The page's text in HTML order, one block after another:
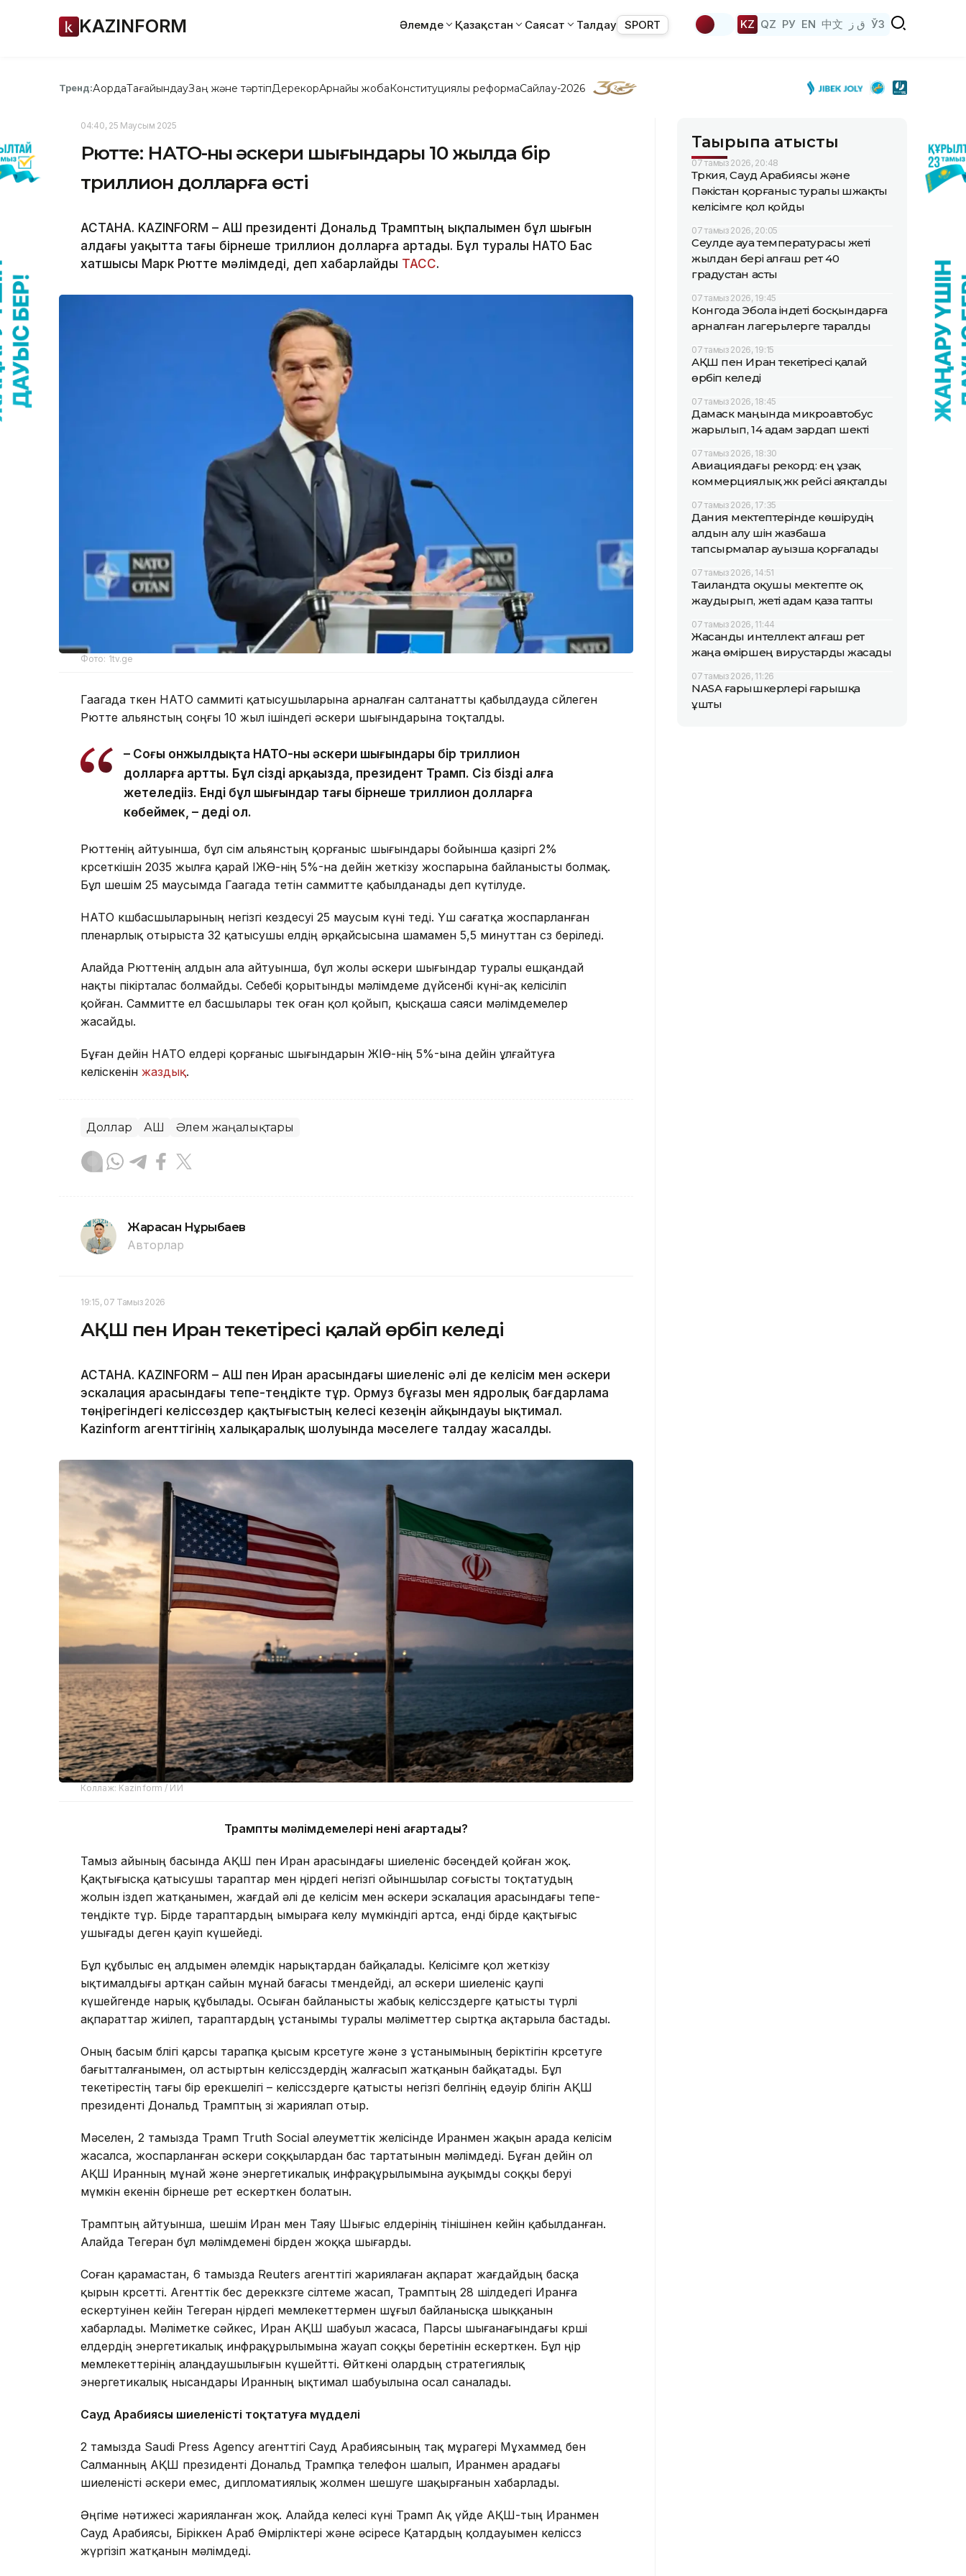
KAZINFORM Әлемде Қазақстан Саясат Талдау SPORT KZ QZ РУ EN 中文 ق ز ЎЗ
Тренд:АқордаТағайындауЗаң және тәртіпДерекқорАрнайы жобаКонституциялық реформаСайлау-2026
04:40, 25 Маусым 2025
Рютте: НАТО-ның әскери шығындары 10 жылда бір
триллион долларға өсті
АСТАНА. KAZINFORM – АҚШ президенті Дональд Трамптың ықпалымен бұл шығын
алдағы уақытта тағы бірнеше триллион долларға артады. Бұл туралы НАТО Бас
хатшысы Марк Рютте мәлімдеді, деп хабарлайды ТАСС.
Фото: 1tv.ge
Гаагада өткен НАТО саммиті қатысушыларына арналған салтанатты қабылдауда сөйлеген
Рютте альянстың соңғы 10 жыл ішіндегі әскери шығындарына тоқталды.
– Соңғы онжылдықта НАТО-ның әскери шығындары бір триллион
долларға артты. Бұл сіздің арқаңызда, президент Трамп. Сіз бізді алға
жетеледіңіз. Енді бұл шығындар тағы бірнеше триллион долларға
көбеймек, – деді ол.
Рюттенің айтуынша, бұл өсім альянстың қорғаныс шығындары бойынша қазіргі 2%
көрсеткішін 2035 жылға қарай ІЖӨ-нің 5%-на дейін жеткізу жоспарына байланысты болмақ.
Бұл шешім 25 маусымда Гаагада өтетін саммитте қабылданады деп күтілуде.
НАТО көшбасшыларының негізгі кездесуі 25 маусым күні өтеді. Үш сағатқа жоспарланған
пленарлық отырыста 32 қатысушы елдің әрқайсысына шамамен 5,5 минуттан сөз беріледі.
Алайда Рюттенің алдын ала айтуынша, бұл жолы әскери шығындар туралы ешқандай
нақты пікірталас болмайды. Себебі қорытынды мәлімдеме дүйсенбі күні-ақ келісіліп
қойған. Саммитте ел басшылары тек оған қол қойып, қысқаша саяси мәлімдемелер
жасайды.
Бұған дейін НАТО елдері қорғаныс шығындарын ЖІӨ-нің 5%-ына дейін ұлғайтуға
келіскенін жаздық.
Доллар АҚШ Әлем жаңалықтары
Жарасқан Нұрыбаев
Авторлар
19:15, 07 Тамыз 2026
АҚШ пен Иран текетіресі қалай өрбіп келеді
АСТАНА. KAZINFORM – АҚШ пен Иран арасындағы шиеленіс әлі де келісім мен әскери
эскалация арасындағы тепе-теңдікте тұр. Ормуз бұғазы мен ядролық бағдарлама
төңірегіндегі келіссөздер қақтығыстың келесі кезеңін айқындауы ықтимал.
Kazinform агенттігінің халықаралық шолуында мәселеге талдау жасалды.
Коллаж: Kazinform / ИИ
Трамптың мәлімдемелері нені аңғартады?
Тамыз айының басында АҚШ пен Иран арасындағы шиеленіс бәсеңдей қойған жоқ.
Қақтығысқа қатысушы тараптар мен өңірдегі негізгі ойыншылар соғысты тоқтатудың
жолын іздеп жатқанымен, жағдай әлі де келісім мен әскери эскалация арасындағы тепе-
теңдікте тұр. Бірде тараптардың ымыраға келу мүмкіндігі артса, енді бірде қақтығыс
ушығады деген қауіп күшейеді.
Бұл құбылыс ең алдымен әлемдік нарықтардан байқалады. Келісімге қол жеткізу
ықтималдығы артқан сайын мұнай бағасы төмендейді, ал әскери шиеленіс қаупі
күшейгенде нарық құбылады. Осыған байланысты жабық келіссөздерге қатысты түрлі
ақпараттар жиілеп, тараптардың ұстанымы туралы мәліметтер сыртқа ақтарыла бастады.
Оның басым бөлігі қарсы тарапқа қысым көрсетуге және өз ұстанымының беріктігін көрсетуге
бағытталғанымен, ол астыртын келіссөздердің жалғасып жатқанын байқатады. Бұл
текетірестің тағы бір ерекшелігі – келіссөздерге қатысты негізгі белгінің едәуір бөлігін АҚШ
президенті Дональд Трамптың өзі жариялап отыр.
Мәселен, 2 тамызда Трамп Truth Social әлеуметтік желісінде Иранмен жақын арада келісім
жасалса, жоспарланған әскери соққылардан бас тартатынын мәлімдеді. Бұған дейін ол
АҚШ Иранның мұнай және энергетикалық инфрақұрылымына ауқымды соққы беруі
мүмкін екенін бірнеше рет ескерткен болатын.
Трамптың айтуынша, шешім Иран мен Таяу Шығыс елдерінің өтінішінен кейін қабылданған.
Алайда Тегеран бұл мәлімдемені бірден жоққа шығарды.
Соған қарамастан, 6 тамызда Reuters агенттігі жариялаған ақпарат жағдайдың басқа
қырын көрсетті. Агенттік бес дереккөзге сілтеме жасап, Трамптың 28 шілдедегі Иранға
ескертуінен кейін Тегеран өңірдегі мемлекеттермен шұғыл байланысқа шыққанын
хабарлады. Мәліметке сәйкес, Иран АҚШ шабуыл жасаса, Парсы шығанағындағы көрші
елдердің энергетикалық инфрақұрылымына жауап соққы беретінін ескерткен. Бұл өңір
мемлекеттерінің алаңдаушылығын күшейтті. Өйткені олардың стратегиялық
энергетикалық нысандары Иранның ықтимал шабуылына осал саналады.
Сауд Арабиясы шиеленісті тоқтатуға мүдделі
2 тамызда Saudi Press Agency агенттігі Сауд Арабиясының тақ мұрагері Мұхаммед бен
Салманның АҚШ президенті Дональд Трампқа телефон шалып, Иранмен арадағы
шиеленісті әскери емес, дипломатиялық жолмен шешуге шақырғанын хабарлады.
Әңгіме нәтижесі жарияланған жоқ. Алайда келесі күні Трамп Ақ үйде АҚШ-тың Иранмен
Сауд Арабиясы, Біріккен Араб Әмірліктері және әсіресе Қатардың қолдауымен келіссөз
жүргізіп жатқанын мәлімдеді.
Тақырыпқа қатысты
07 тамыз 2026, 20:48
Түркия, Сауд Арабиясы және
Пәкістан қорғаныс туралы үшжақты
келісімге қол қойды
07 тамыз 2026, 20:05
Сеулде ауа температурасы жеті
жылдан бері алғаш рет 40
градустан асты
07 тамыз 2026, 19:45
Конгода Эбола індеті босқындарға
арналған лагерьлерге таралды
07 тамыз 2026, 19:15
АҚШ пен Иран текетіресі қалай
өрбіп келеді
07 тамыз 2026, 18:45
Дамаск маңында микроавтобус
жарылып, 14 адам зардап шекті
07 тамыз 2026, 18:30
Авиациядағы рекорд: ең ұзақ
коммерциялық жүк рейсі аяқталды
07 тамыз 2026, 17:35
Дания мектептерінде көшірудің
алдын алу үшін жазбаша
тапсырмалар ауызша қорғалады
07 тамыз 2026, 14:51
Таиландта оқушы мектепте оқ
жаудырып, жеті адам қаза тапты
07 тамыз 2026, 11:44
Жасанды интеллект алғаш рет
жаңа өміршең вирустарды жасады
07 тамыз 2026, 11:26
NASA ғарышкерлері ғарышқа
ұшты